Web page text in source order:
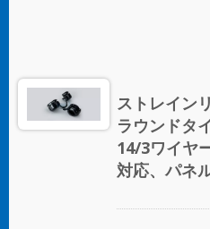
ストレイン
ラウンドタ
14/3ワイヤ
対応、パネ